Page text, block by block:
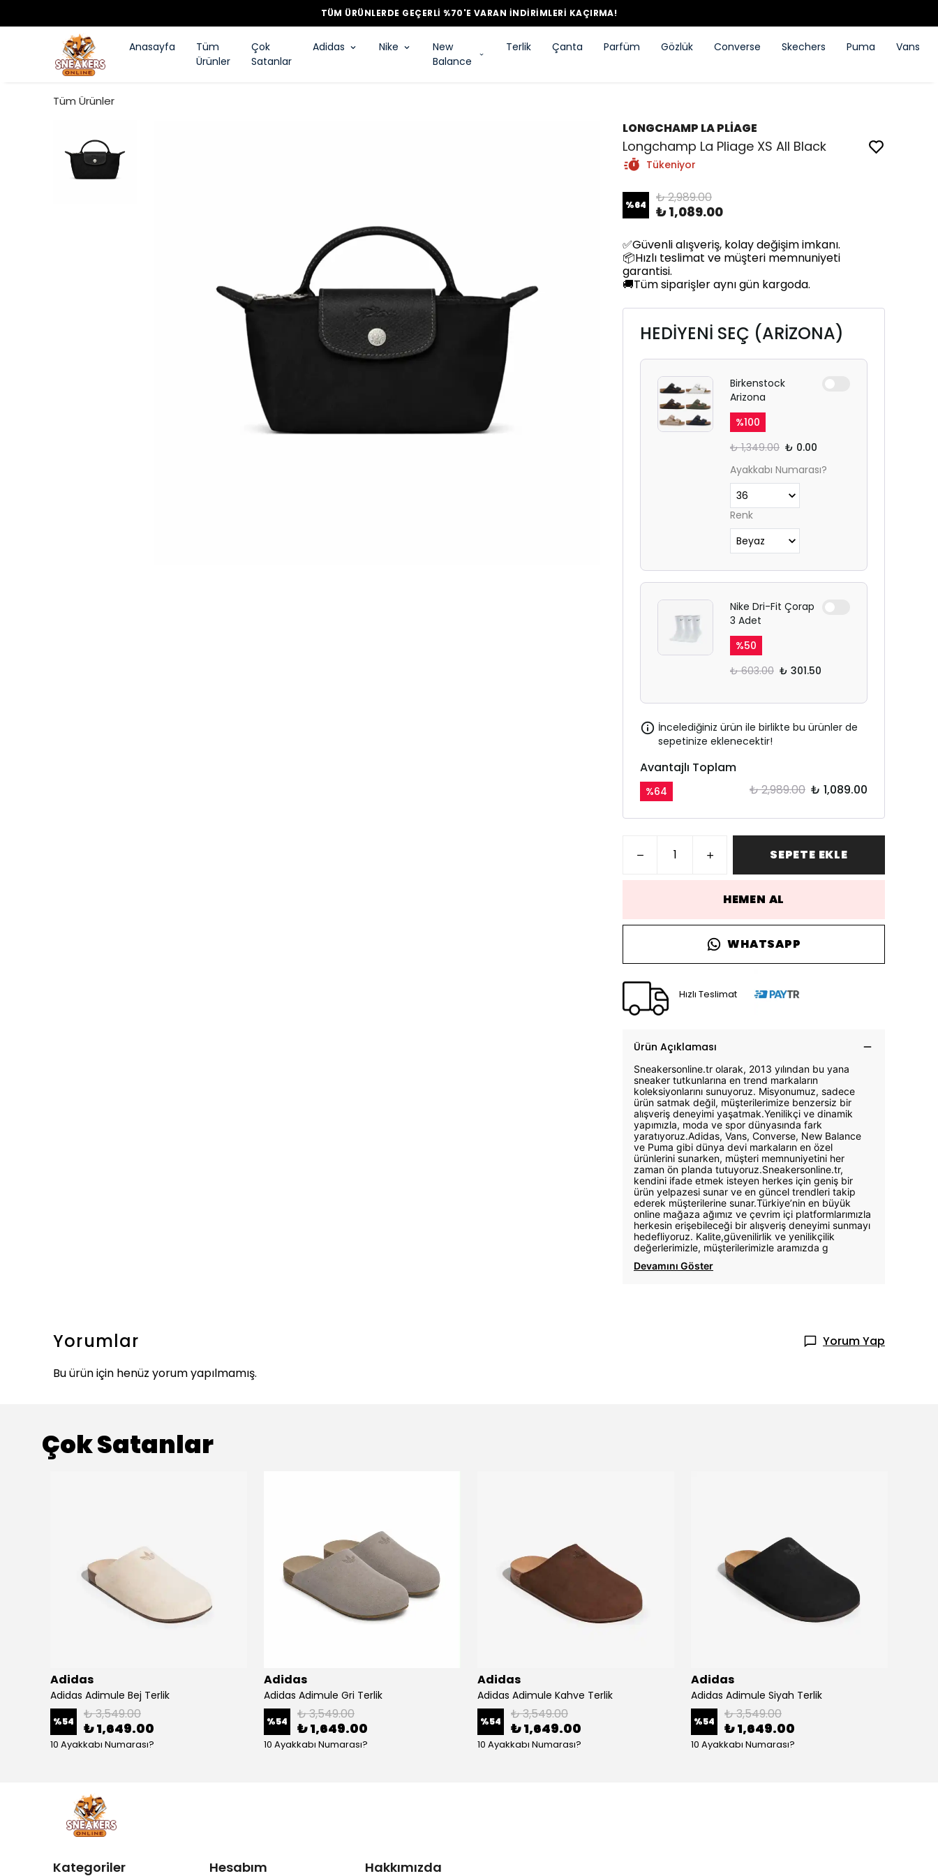
TÜM ÜRÜNLERDE GEÇERLİ %70'E VARAN İNDİRİMLERİ KAÇIRMA!
Anasayfa
Tüm
Ürünler
Çok
Satanlar
Adidas Nike
New
Balance
Terlik Çanta Parfüm Gözlük Converse Skechers Puma Vans
Tüm Ürünler
LONGCHAMP LA PLİAGE
Longchamp La Pliage XS All Black
Tükeniyor
%64 ₺ 2,989.00
₺ 1,089.00
✅Güvenli alışveriş, kolay değişim imkanı.
📦Hızlı teslimat ve müşteri memnuniyeti
garantisi.
🚚Tüm siparişler aynı gün kargoda.
HEDİYENİ SEÇ (ARİZONA)
Birkenstock
Arizona
%100
₺ 1,349.00 ₺ 0.00
Ayakkabı Numarası?
Renk
Nike Dri-Fit Çorap
3 Adet
%50
₺ 603.00 ₺ 301.50
İncelediğiniz ürün ile birlikte bu ürünler de
sepetinize eklenecektir!
Avantajlı Toplam
%64 ₺ 2,989.00 ₺ 1,089.00
SEPETE EKLE
HEMEN AL
WHATSAPP
Hızlı Teslimat
Ürün Açıklaması
Sneakersonline.tr olarak, 2013 yılından bu yana
sneaker tutkunlarına en trend markaların
koleksiyonlarını sunuyoruz. Misyonumuz, sadece
ürün satmak değil, müşterilerimize benzersiz bir
alışveriş deneyimi yaşatmak.Yenilikçi ve dinamik
yapımızla, moda ve spor dünyasında fark
yaratıyoruz.Adidas, Vans, Converse, New Balance
ve Puma gibi dünya devi markaların en özel
ürünlerini sunarken, müşteri memnuniyetini her
zaman ön planda tutuyoruz.Sneakersonline.tr,
kendini ifade etmek isteyen herkes için geniş bir
ürün yelpazesi sunar ve en güncel trendleri takip
ederek müşterilerine sunar.Türkiye’nin en büyük
online mağaza ağımız ve çevrim içi platformlarımızla
herkesin erişebileceği bir alışveriş deneyimi sunmayı
hedefliyoruz. Kalite,güvenilirlik ve yenilikçilik
değerlerimizle, müşterilerimizle aramızda g
Devamını Göster
Yorumlar
Yorum Yap
Bu ürün için henüz yorum yapılmamış.
Çok Satanlar
Adidas
Adidas Adimule Bej Terlik
%54 ₺ 3,549.00
₺ 1,649.00
10 Ayakkabı Numarası?
Adidas
Adidas Adimule Gri Terlik
%54 ₺ 3,549.00
₺ 1,649.00
10 Ayakkabı Numarası?
Adidas
Adidas Adimule Kahve Terlik
%54 ₺ 3,549.00
₺ 1,649.00
10 Ayakkabı Numarası?
Adidas
Adidas Adimule Siyah Terlik
%54 ₺ 3,549.00
₺ 1,649.00
10 Ayakkabı Numarası?
Kategoriler Hesabım Hakkımızda